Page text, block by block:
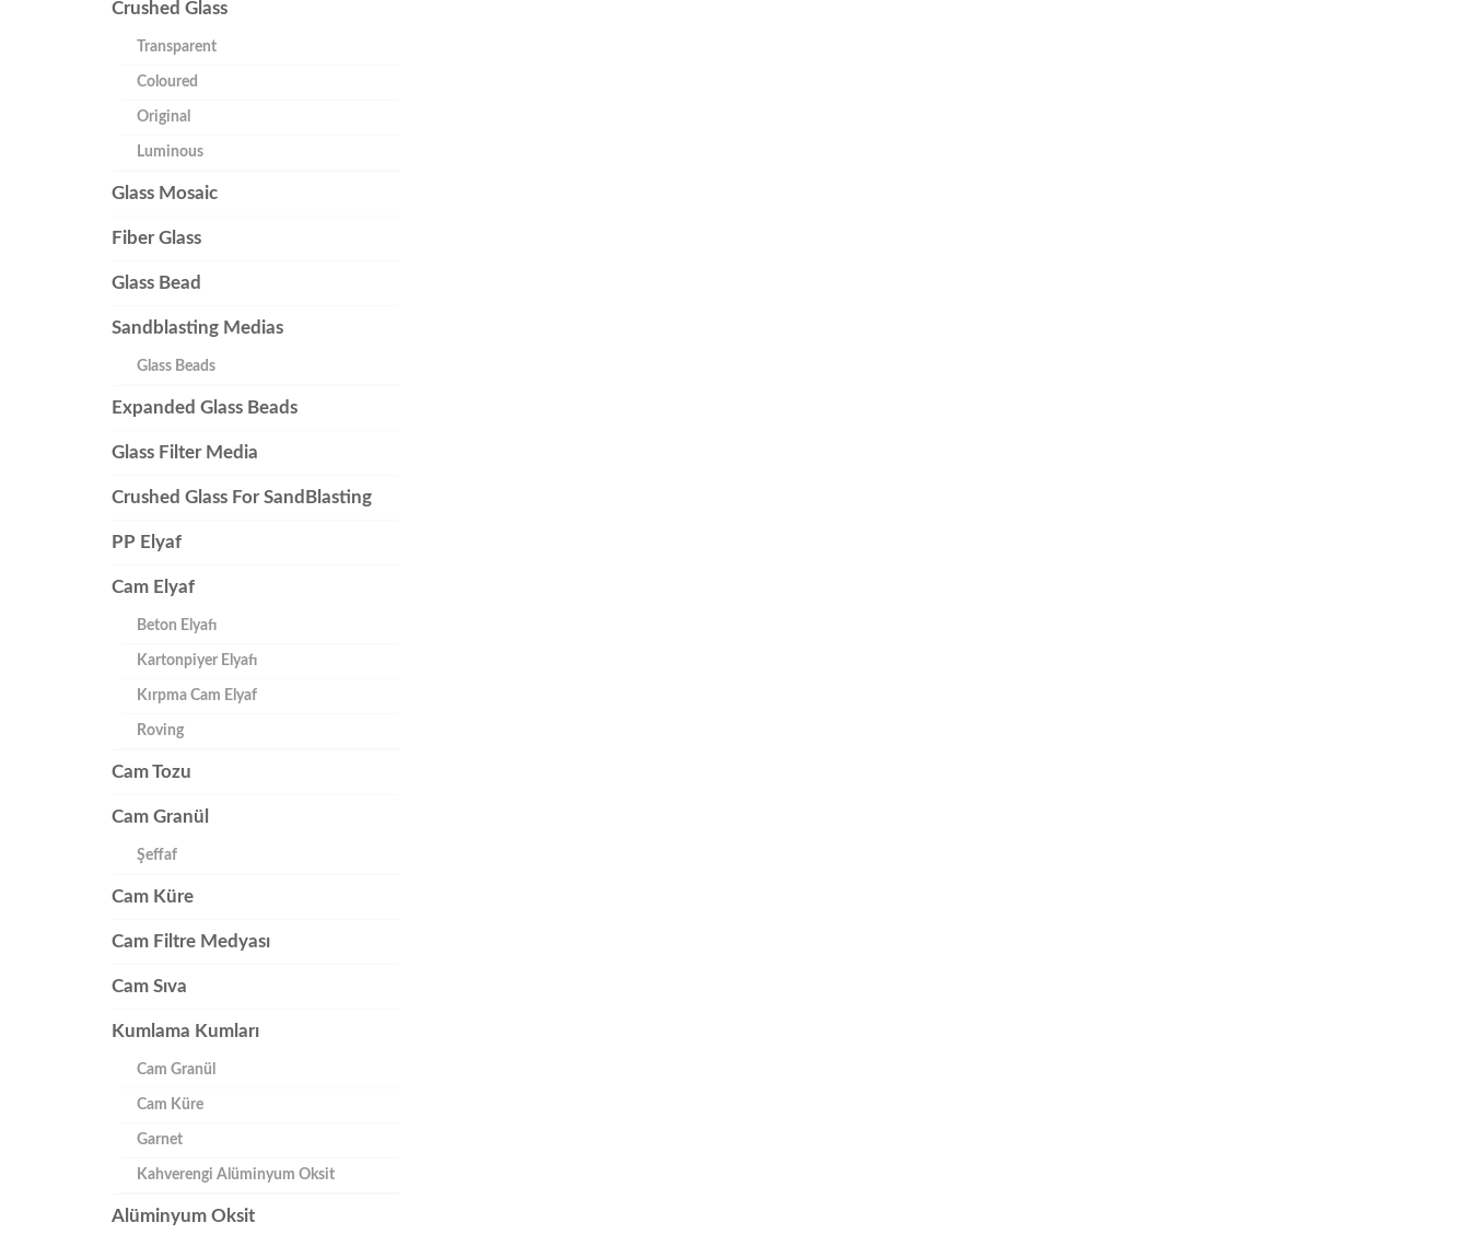
Crushed Glass
Transparent
Coloured
Original
Luminous
Glass Mosaic
Fiber Glass
Glass Bead
Sandblasting Medias
Glass Beads
Expanded Glass Beads
Glass Filter Media
Crushed Glass For SandBlasting
PP Elyaf
Cam Elyaf
Beton Elyafı
Kartonpiyer Elyafı
Kırpma Cam Elyaf
Roving
Cam Tozu
Cam Granül
Şeffaf
Cam Küre
Cam Filtre Medyası
Cam Sıva
Kumlama Kumları
Cam Granül
Cam Küre
Garnet
Kahverengi Alüminyum Oksit
Alüminyum Oksit